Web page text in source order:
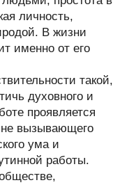
личность,
В жизни
именно от его
такой,
духовного и
проявляется
вызывающего
ума и
работы.